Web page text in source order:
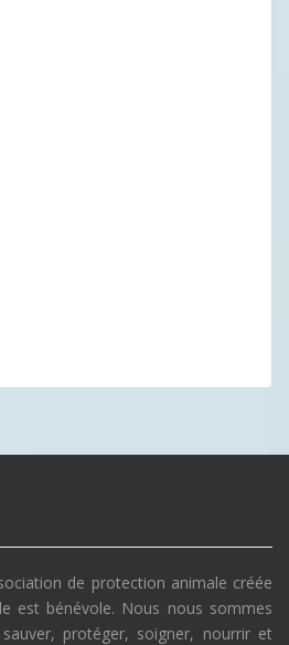
de protection animale créée
est bénévole. Nous nous sommes
protéger, soigner, nourrir et